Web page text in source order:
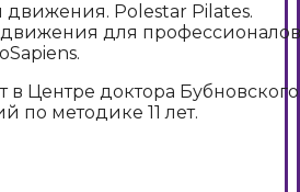
движения. Polestar Pilates.
движения для
в Центре доктора
по методике 11 лет.